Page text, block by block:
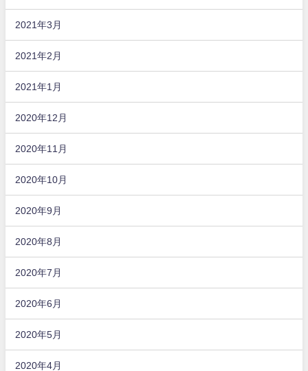
2021年3月
2021年2月
2021年1月
2020年12月
2020年11月
2020年10月
2020年9月
2020年8月
2020年7月
2020年6月
2020年5月
2020年4月